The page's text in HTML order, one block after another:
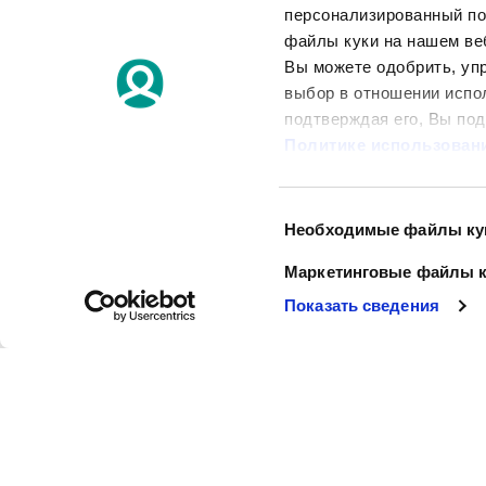
персонализированный
файлы куки на нашем
Вы можете одобрить,
выбор в отношении
подтверждая его, Вы
Политике
согласия
Необходимые файлы
Маркетинговые файлы
Показать сведения
таких как Furasol®
слизистую,
Источники: В
«Māmiņu klubs»
УЗНАТЬ БОЛЬШЕ
Внимательно прочтите инструкцию по